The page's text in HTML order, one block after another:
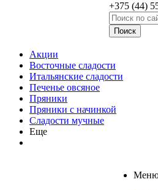
+375 (44)
Акции
Восточные сладости
Итальянские сладости
Печенье овсяное
Пряники
Пряники с начинкой
Сладости мучные
Еще